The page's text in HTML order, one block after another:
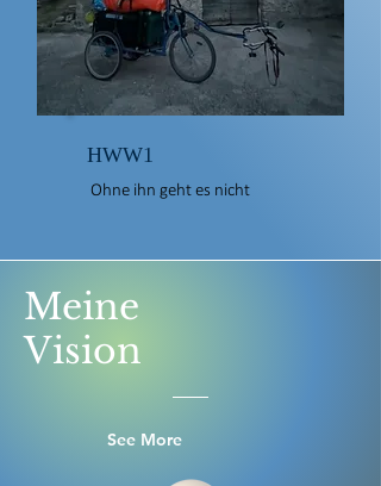
HWW1
Ohne ihn geht es nicht
Meine
Vision
See More